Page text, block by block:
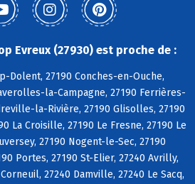
Evreux (27930) est proche de :
Dolent, 27190 Conches-en-Ouche,
la-Campagne, 27190 Ferrières-
la-Rivière, 27190 Glisolles, 27190
La Croisille, 27190 Le Fresne, 27190 Le
27190 Nogent-le-Sec, 27190
Portes, 27190 St-Elier, 27240 Avrilly,
27240 Damville, 27240 Le Sacq,